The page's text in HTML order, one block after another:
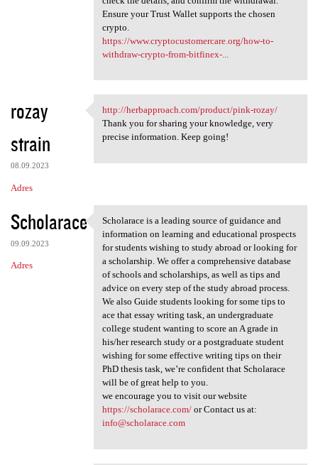
Ensure your Trust Wallet supports the chosen
crypto.
https://www.cryptocustomercare.org/how-to-
withdraw-crypto-from-bitfinex-...
rozay
strain
08.09.2023
Adres
http://herbapproach.com
http://herbapproach.com/product/pink-rozay/
Thank you for sharing your knowledge, very
precise information. Keep going!
Scholarace
09.09.2023
Adres
Scholarace is a leading
Scholarace is a leading source of guidance and
information on learning and educational prospects
for students wishing to study abroad or looking for
a scholarship. We offer a comprehensive database
of schools and scholarships, as well as tips and
advice on every step of the study abroad process.
We also Guide students looking for some tips to
ace that essay writing task, an undergraduate
college student wanting to score an A grade in
his/her research study or a postgraduate student
wishing for some effective writing tips on their
PhD thesis task, we’re confident that Scholarace
will be of great help to you.
we encourage you to visit our website
https://scholarace.com/or Contact us at:
info@scholarace.com